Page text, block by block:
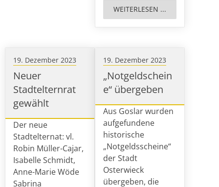
WEITERLESEN ...
19. Dezember 2023
Neuer
Stadtelternrat
gewählt
Der neue
Stadtelternat: vl.
Robin Müller-Cajar,
Isabelle Schmidt,
Anne-Marie Wöde
Sabrina
19. Dezember 2023
„Notgeldschein
e“ übergeben
Aus Goslar wurden
aufgefundene
historische
„Notgeldsscheine“
der Stadt
Osterwieck
übergeben, die